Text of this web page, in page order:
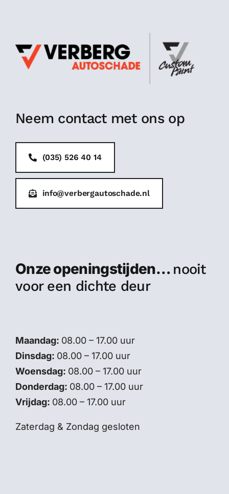
Neem contact met ons op
(035) 526 40 14
info@verbergautoschade.nl
Onze openingstijden… nooit
voor een dichte deur
Maandag: 08.00 – 17.00 uur
Dinsdag: 08.00 – 17.00 uur
Woensdag: 08.00 – 17.00 uur
Donderdag: 08.00 – 17.00 uur
Vrijdag: 08.00 – 17.00 uur
Zaterdag & Zondag gesloten